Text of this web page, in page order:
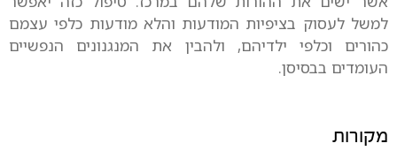
למשל לעסוק בציפיות המודעות והלא מודעות כלפי עצמם
כהורים וכלפי ילדיהם, ולהבין את המנגנונים הנפשיים
העומדים בבסיסן.
מקורות